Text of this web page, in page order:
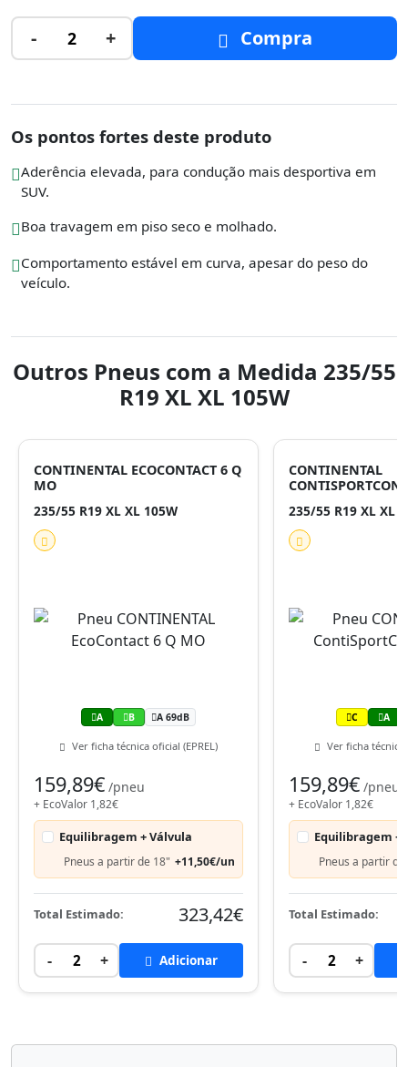
- 2 + Compra
Os pontos fortes deste produto
Aderência elevada, para condução mais desportiva em
SUV.
Boa travagem em piso seco e molhado.
Comportamento estável em curva, apesar do peso do
veículo.
Outros Pneus com a Medida 235/55
R19 XL XL 105W
CONTINENTAL ECOCONTACT 6 Q
MO
235/55 R19 XL XL 105W
A B A 69dB
Ver ficha técnica oficial (EPREL)
159,89€ /pneu
+ EcoValor 1,82€
Equilibragem + Válvula
Pneus a partir de 18" +11,50€/un
Total Estimado: 323,42€
- 2 + Adicionar
CONTINENTAL
235/55 R19 XL XL
C A
Ver ficha técnica
159,89€ /pneu
+ EcoValor 1,82€
Equilibragem +
Pneus a partir
Total Estimado:
- 2 +